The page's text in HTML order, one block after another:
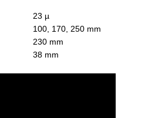
23 µ
100, 170, 250 mm
230 mm
38 mm